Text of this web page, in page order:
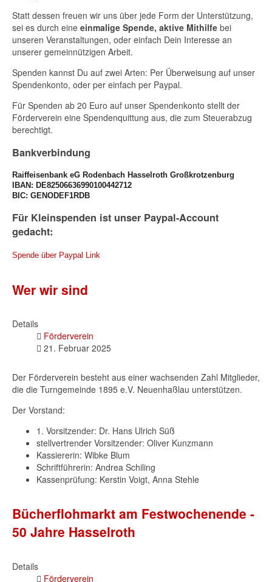
Statt dessen freuen wir uns über jede Form der Unterstützung,
sei es durch eine einmalige Spende, aktive Mithilfe bei
unseren Veranstaltungen, oder einfach Dein Interesse an
unserer gemeinnützigen Arbeit.
Spenden kannst Du auf zwei Arten: Per Überweisung auf unser
Spendenkonto, oder per einfach per Paypal.
Für Spenden ab 20 Euro auf unser Spendenkonto stellt der
Förderverein eine Spendenquittung aus, die zum Steuerabzug
berechtigt.
Bankverbindung
Raiffeisenbank eG Rodenbach Hasselroth Großkrotzenburg
IBAN: DE82506636990100442712
BIC: GENODEF1RDB
Für Kleinspenden ist unser Paypal-Account
gedacht:
Spende über Paypal Link
Wer wir sind
Details
Förderverein
21. Februar 2025
Der Förderverein besteht aus einer wachsenden Zahl Mitglieder,
die die Turngemeinde 1895 e.V. Neuenhaßlau unterstützen.
Der Vorstand:
1. Vorsitzender: Dr. Hans Ulrich Süß
stellvertrender Vorsitzender: Oliver Kunzmann
Kassiererin: Wibke Blum
Schriftführerin: Andrea Schiling
Kassenprüfung: Kerstin Voigt, Anna Stehle
Bücherflohmarkt am Festwochenende -
50 Jahre Hasselroth
Details
Förderverein